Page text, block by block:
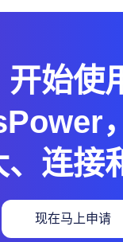
开始使
、连接
现在马上申请